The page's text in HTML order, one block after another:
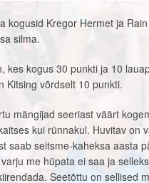
kogusid Kregor Hermet ja
silma.
kes kogus 30 punkti ja 10
Kitsing võrdselt 10 punkti.
mängijad seeriast väärt
kui rünnakul. Huvitav on
saab seitsme-kaheksa aasta
me hüpata ei saa ja
Seetõttu on sellised